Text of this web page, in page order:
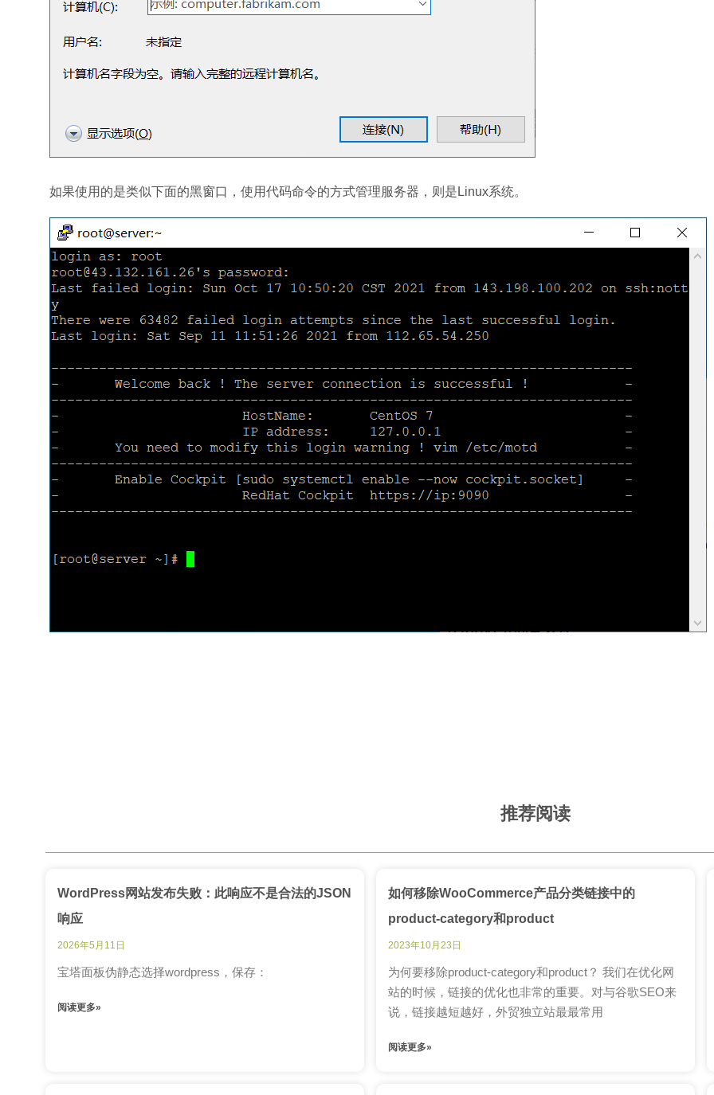
如果使用的是类似下面的黑窗口，使用代码命令的方式管理服务器，则是Linux系统。
推荐阅读
WordPress网站发布失败：此响应不是合法的JSON
响应
2026年5月11日
宝塔面板伪静态选择wordpress，保存：
阅读更多»
如何移除WooCommerce产品分类链接中的
product-category和product
2023年10月23日
为何要移除product-category和product？ 我们在优化网
站的时候，链接的优化也非常的重要。对与谷歌SEO来
说，链接越短越好，外贸独立站最最常用
阅读更多»